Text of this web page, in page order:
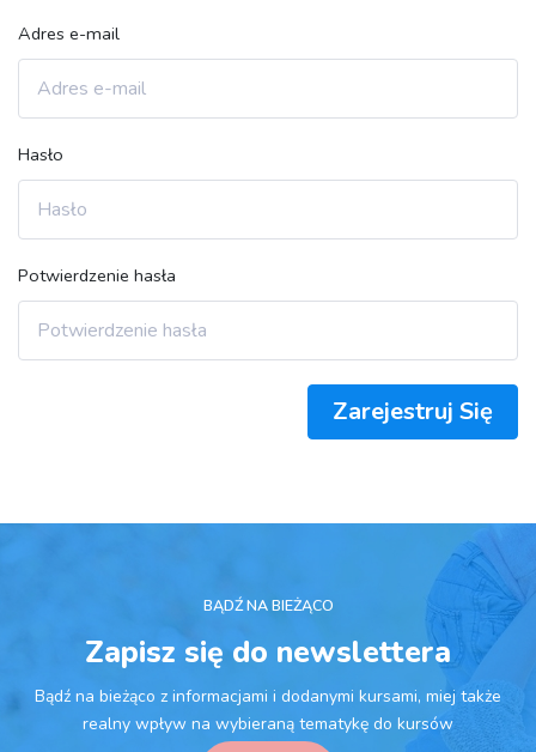
Adres e-mail
Hasło
Potwierdzenie hasła
Zarejestruj Się
BĄDŹ NA BIEŻĄCO
Zapisz się do newslettera
Bądź na bieżąco z informacjami i dodanymi kursami, miej także
realny wpływ na wybieraną tematykę do kursów